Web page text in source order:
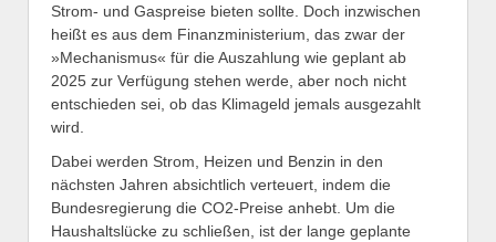
Strom- und Gaspreise bieten sollte. Doch inzwischen
heißt es aus dem Finanzministerium, das zwar der
»Mechanismus« für die Auszahlung wie geplant ab
2025 zur Verfügung stehen werde, aber noch nicht
entschieden sei, ob das Klimageld jemals ausgezahlt
wird.
Dabei werden Strom, Heizen und Benzin in den
nächsten Jahren absichtlich verteuert, indem die
Bundesregierung die CO2-Preise anhebt. Um die
Haushaltslücke zu schließen, ist der lange geplante